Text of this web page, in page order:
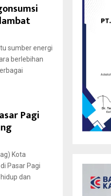
sumber energi
berlebihan
Pagi
Kota
Pasar Pagi
dan